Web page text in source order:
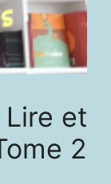
Lire et
2